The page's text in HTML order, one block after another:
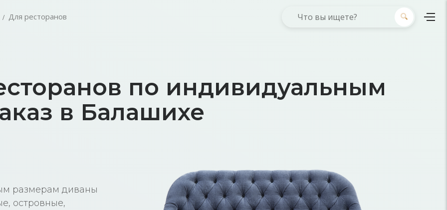
по индивидуальным
в Балашихе
размерам диваны
островные,
Для ресторанов